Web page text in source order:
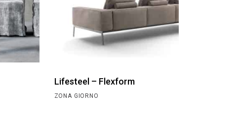
Lifesteel – Flexform
ZONA GIORNO